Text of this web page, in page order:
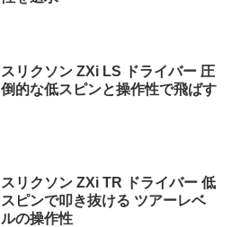
スリクソン ZXi LS ドライバー 圧
倒的な低スピンと操作性で飛ばす
スリクソン ZXi TR ドライバー 低
スピンで叩き抜ける ツアーレベ
ルの操作性